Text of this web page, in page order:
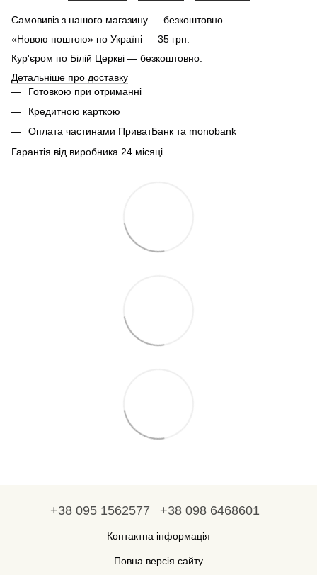
Самовивіз з нашого магазину — безкоштовно.
«Новою поштою» по Україні — 35 грн.
Кур'єром по Білій Церкві — безкоштовно.
Детальніше про доставку
Готовкою при отриманні
Кредитною карткою
Оплата частинами ПриватБанк та monobank
Гарантія від виробника 24 місяці.
+38 095 1562577 +38 098 6468601
Контактна інформація
Повна версія сайту